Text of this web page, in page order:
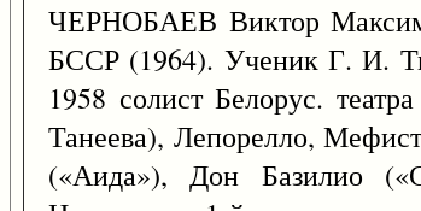
ЧЕРНОБАЕВ Виктор
БССР (1964). Ученик Г. И.
1958 солист Белорус.
Танеева), Лепорелло,
(«Аида»), Дон Базилио